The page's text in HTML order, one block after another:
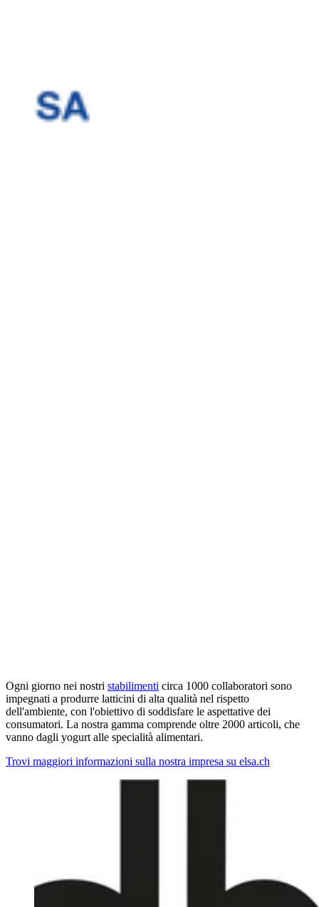
Ogni giorno nei nostri stabilimenti circa 1000 collaboratori sono
impegnati a produrre latticini di alta qualità nel rispetto
dell'ambiente, con l'obiettivo di soddisfare le aspettative dei
consumatori. La nostra gamma comprende oltre 2000 articoli, che
vanno dagli yogurt alle specialità alimentari.
Trovi maggiori informazioni sulla nostra impresa su elsa.ch